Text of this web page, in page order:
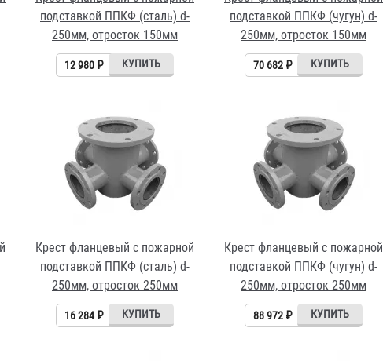
подставкой ППКФ (сталь) d-
250мм, отросток 150мм
12 980 ₽
подставкой ППКФ (чугун) d-
250мм, отросток 150мм
70 682 ₽
Крест фланцевый с пожарной
подставкой ППКФ (сталь) d-
250мм, отросток 250мм
16 284 ₽
Крест фланцевый с пожарной
подставкой ППКФ (чугун) d-
250мм, отросток 250мм
88 972 ₽